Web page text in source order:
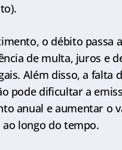
o débito passa a
de multa, juros e
Além disso, a falta
pode dificultar a
anual e aumentar o
longo do tempo.